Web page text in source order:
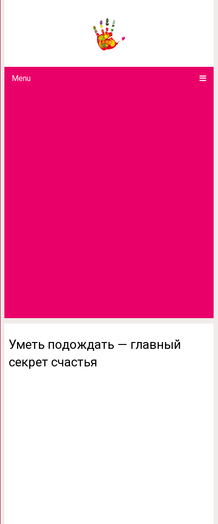
Menu
Уметь подождать — главный
секрет счастья